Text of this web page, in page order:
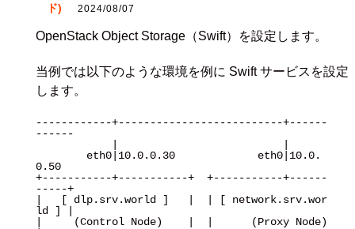
ド)
2024/08/07
OpenStack Object Storage（Swift）を設定します。
当例では以下のような環境を例に Swift サービスを設定
します。
------------+--------------------------+------
------
0.50
+-----------+-----------+  +-----------+------
-----+
|   [ dlp.srv.world ]   |  | [ network.srv.wor
ld ] |
|     (Control Node)    |  |      (Proxy Node)